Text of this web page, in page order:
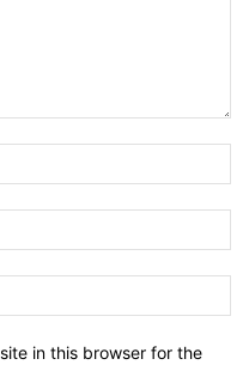
in this browser for the